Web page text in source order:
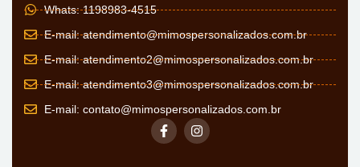
Whats: 1198983-4515
E-mail:atendimento@mimospersonalizados.com.br
E-mail:atendimento2@mimospersonalizados.com.br
E-mail:atendimento3@mimospersonalizados.com.br
E-mail: contato@mimospersonalizados.com.br